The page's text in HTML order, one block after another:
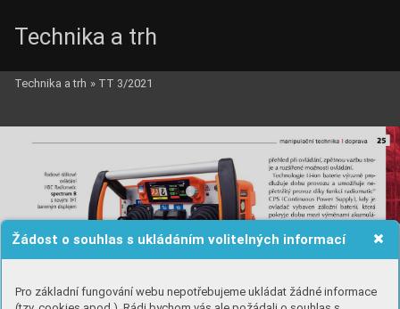
Žádost o souhlas s ukládáním volitelných informací
Pro základní fungování webu nepotřebujeme ukládat žádné informace
Technika a trh
Technika a trh » TT 3/2021